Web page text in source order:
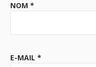
NOM *
E-MAIL *